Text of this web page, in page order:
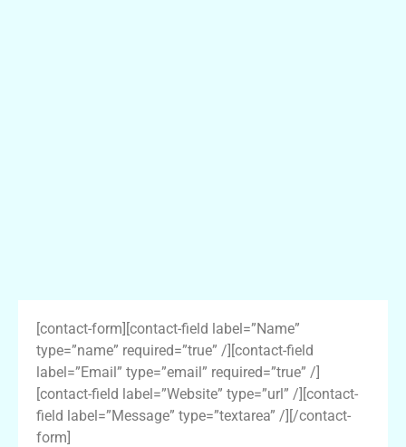
[contact-form][contact-field label=”Name”
type=”name” required=”true” /][contact-field
label=”Email” type=”email” required=”true” /]
[contact-field label=”Website” type=”url” /][contact-
field label=”Message” type=”textarea” /][/contact-
form]